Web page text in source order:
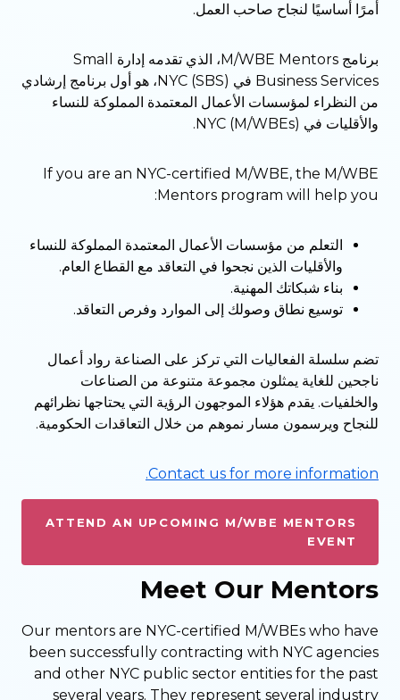
أمرًا أساسيًا لنجاح صاحب العمل.
برنامج M/WBE Mentors، الذي تقدمه إدارة Small
Business Services في NYC (SBS)، هو أول برنامج إرشادي
من النظراء لمؤسسات الأعمال المعتمدة المملوكة للنساء
والأقليات في NYC (M/WBEs).
If you are an NYC-certified M/WBE, the M/WBE
Mentors program will help you:
التعلم من مؤسسات الأعمال المعتمدة المملوكة للنساء
والأقليات الذين نجحوا في التعاقد مع القطاع العام.
بناء شبكاتك المهنية.
توسيع نطاق وصولك إلى الموارد وفرص التعاقد.
تضم سلسلة الفعاليات التي تركز على الصناعة رواد أعمال
ناجحين للغاية يمثلون مجموعة متنوعة من الصناعات
والخلفيات. يقدم هؤلاء الموجهون الرؤية التي يحتاجها نظرائهم
للنجاح ويرسمون مسار نموهم من خلال التعاقدات الحكومية.
Contact us for more information.
ATTEND AN UPCOMING M/WBE MENTORS
EVENT
Meet Our Mentors
Our mentors are NYC-certified M/WBEs who have
been successfully contracting with NYC agencies
and other NYC public sector entities for the past
several years. They represent several industry